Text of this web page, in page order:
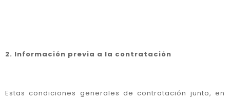
2. Información previa a la contratación
Estas condiciones generales de contratación junto, en